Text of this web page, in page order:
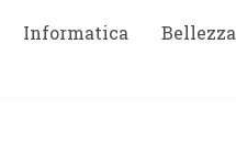
Informatica Bellezza